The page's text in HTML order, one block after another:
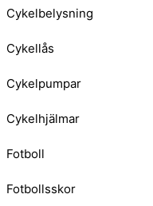
Cykelbelysning
Cykellås
Cykelpumpar
Cykelhjälmar
Fotboll
Fotbollsskor